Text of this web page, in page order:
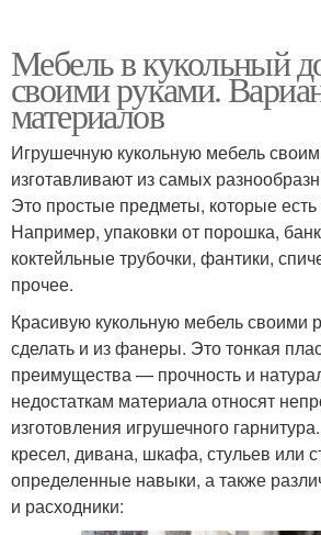
Мебель в кукольный
своими руками.
материалов
Игрушечную кукольную мебель
изготавливают из самых
Это простые предметы, которые
Например, упаковки от порошка,
коктейльные трубочки, фантики,
прочее.
Красивую кукольную мебель своими
сделать и из фанеры. Это тонкая
преимущества — прочность и
недостаткам материала относят
изготовления игрушечного
кресел, дивана, шкафа, стульев или
определенные навыки, а также
и расходники: